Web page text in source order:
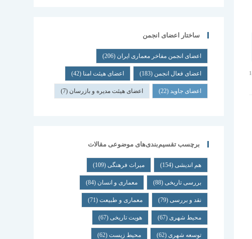
ساختار اعضای انجمن
اعضای انجمن مفاخر معماری ایران (206)
اعضای فعال انجمن (183) اعضای هیئت امنا (42)
اعضای جاوید(22) اعضای هیئت مدیره و بازرسان (7)
برچسب تقسیم‌بندی‌های موضوعی مقالات
هم اندیشی(154) میراث فرهنگی(109)
بررسی تاریخی(88) معماری و انسان (84)
نقد و بررسی(79) معماری و طبیعت(71)
محیط شهری(67) هویت تاریخی(67)
توسعه شهری(62) محیط زیست(62)